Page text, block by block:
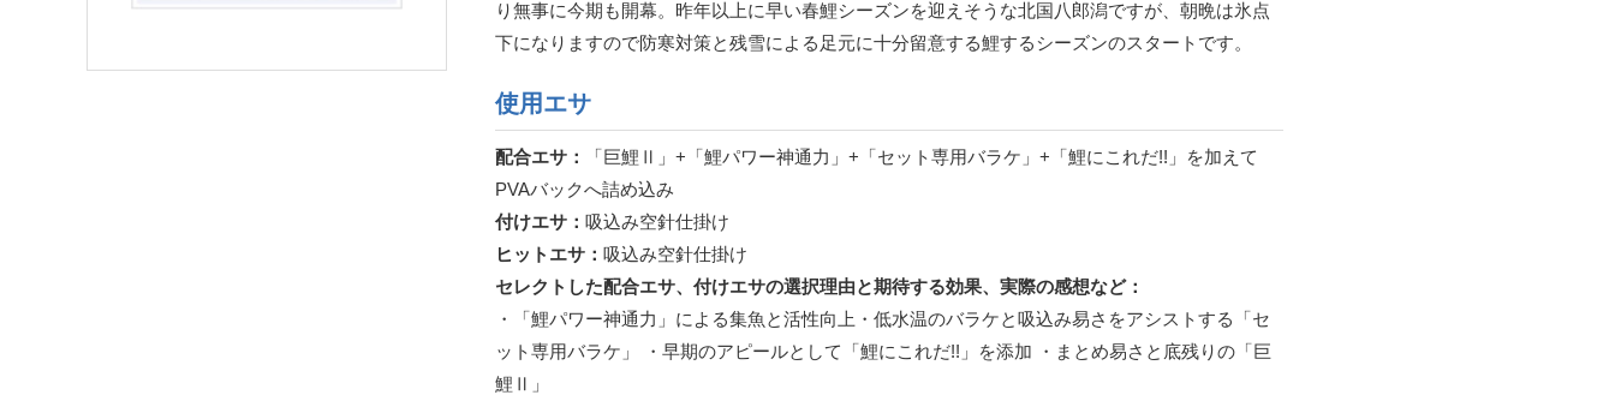
り無事に今期も開幕。昨年以上に早い春鯉シーズンを迎えそうな北国八郎潟ですが、朝晩は氷点
下になりますので防寒対策と残雪による足元に十分留意する鯉するシーズンのスタートです。
使用エサ
配合エサ：
「巨鯉Ⅱ」+「鯉パワー神通力」+「セット専用バラケ」+「鯉にこれだ!!」を加えて
PVAバックへ詰め込み
付けエサ： 吸込み空針仕掛け
ヒットエサ： 吸込み空針仕掛け
セレクトした配合エサ、付けエサの選択理由と期待する効果、実際の感想など：
・「鯉パワー神通力」による集魚と活性向上・低水温のバラケと吸込み易さをアシストする「セ
ット専用バラケ」 ・早期のアピールとして「鯉にこれだ!!」を添加 ・まとめ易さと底残りの「巨
鯉Ⅱ」